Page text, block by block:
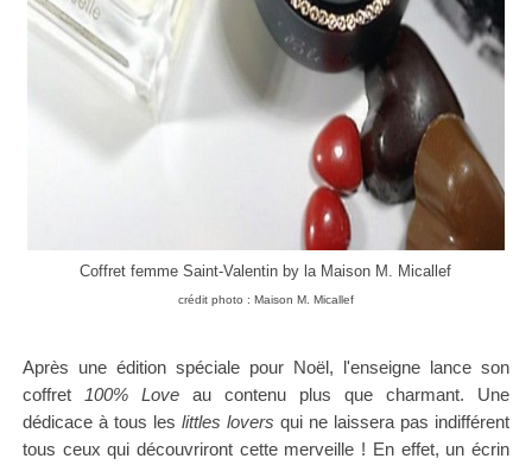
Coffret femme Saint-Valentin by la Maison M. Micallef
crédit photo : Maison M. Micallef
Après une édition spéciale pour Noël, l'enseigne lance son
coffret 100% Loveau contenu plus que charmant. Une
dédicace à tous les littles lovers qui ne laissera pas indifférent
tous ceux qui découvriront cette merveille ! En effet, unécrin